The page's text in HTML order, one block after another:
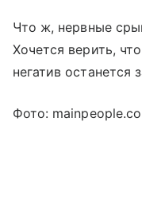
Что ж, нервные
Хочется верить,
негатив останется
Фото: